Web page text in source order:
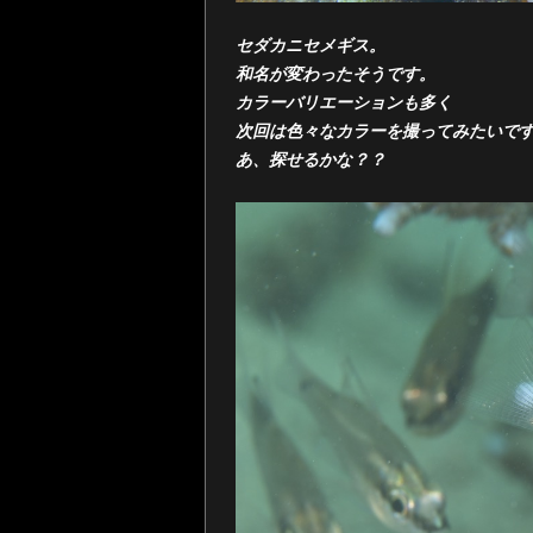
セダカニセメギス。
和名が変わったそうです。
カラーバリエーションも多く
次回は色々なカラーを撮ってみたいで
あ、探せるかな？？